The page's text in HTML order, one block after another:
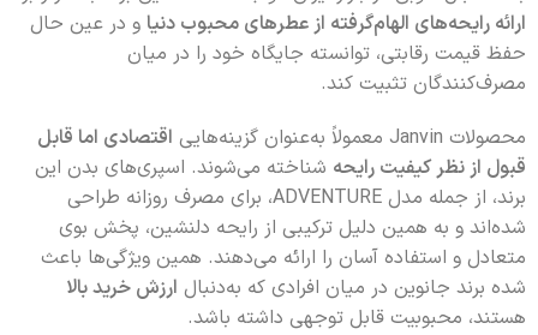
ارائه رایحه‌های الهام‌گرفته از عطرهای محبوب دنیا و در عین حال
حفظ قیمت رقابتی، توانسته جایگاه خود را در میان
مصرف‌کنندگان تثبیت کند.
محصولات Janvin معمولاً به‌عنوان گزینه‌هایی
اقتصادی اما قابل
قبول از نظر کیفیت رایحه شناخته می‌شوند. اسپری‌های بدن این
برند، از جمله مدل ADVENTURE، برای مصرف روزانه طراحی
شده‌اند و به همین دلیل ترکیبی از رایحه دلنشین، پخش بوی
متعادل و استفاده آسان را ارائه می‌دهند. همین ویژگی‌ها باعث
شده برند جانوین در میان افرادی که به‌دنبال ارزش خرید بالا
هستند، محبوبیت قابل توجهی داشته باشد.